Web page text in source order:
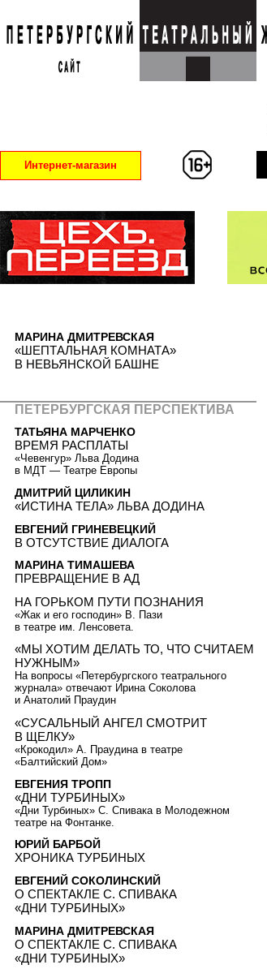
Интернет-магазин
МАРИНА ДМИТРЕВСКАЯ
«ШЕПТАЛЬНАЯ КОМНАТА»
В НЕВЬЯНСКОЙ БАШНЕ
ПEТЕРБУРГСКАЯ ПЕРСПЕКТИВА
ТАТЬЯНА МАРЧЕНКО
ВРЕМЯ РАСПЛАТЫ
«Чевенгур» Льва Додина
в МДТ — Театре Европы
ДМИТРИЙ ЦИЛИКИН
«ИСТИНА ТЕЛА» ЛЬВА ДОДИНА
ЕВГЕНИЙ ГРИНЕВЕЦКИЙ
В ОТСУТСТВИЕ ДИАЛОГА
МАРИНА ТИМАШЕВА
ПРЕВРАЩЕНИЕ В АД
НА ГОРЬКОМ ПУТИ ПОЗНАНИЯ
«Жак и его господин» В. Пази
в театре им. Ленсовета.
«МЫ ХОТИМ ДЕЛАТЬ ТО, ЧТО СЧИТАЕМ
НУЖНЫМ»
На вопросы «Петербургского театрального
журнала» отвечают Ирина Соколова
и Анатолий Праудин
«СУСАЛЬНЫЙ АНГЕЛ СМОТРИТ
В ЩЕЛКУ»
«Крокодил» А. Праудина в театре
«Балтийский Дом»
ЕВГЕНИЯ ТРОПП
«ДНИ ТУРБИНЫХ»
«Дни Турбиных» С. Спивака в Молодежном
театре на Фонтанке.
ЮРИЙ БАРБОЙ
ХРОНИКА ТУРБИНЫХ
ЕВГЕНИЙ СОКОЛИНСКИЙ
О СПЕКТАКЛЕ С. СПИВАКА
«ДНИ ТУРБИНЫХ»
МАРИНА ДМИТРЕВСКАЯ
О СПЕКТАКЛЕ С. СПИВАКА
«ДНИ ТУРБИНЫХ»